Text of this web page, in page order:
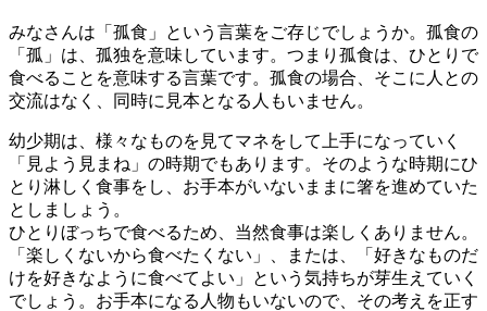
みなさんは「孤食」という言葉をご存じでしょうか。孤食の
「孤」は、孤独を意味しています。つまり孤食は、ひとりで
食べることを意味する言葉です。孤食の場合、そこに人との
交流はなく、同時に見本となる人もいません。
幼少期は、様々なものを見てマネをして上手になっていく
「見よう見まね」の時期でもあります。そのような時期にひ
とり淋しく食事をし、お手本がいないままに箸を進めていた
としましょう。
ひとりぼっちで食べるため、当然食事は楽しくありません。
「楽しくないから食べたくない」、または、「好きなものだ
けを好きなように食べてよい」という気持ちが芽生えていく
でしょう。お手本になる人物もいないので、その考えを正す